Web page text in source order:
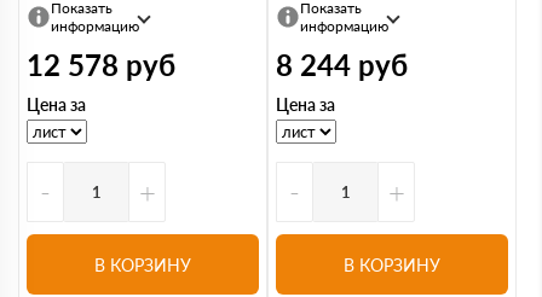
Показать
информацию
12 578 руб
Цена за
- +
В КОРЗИНУ
Показать
информацию
8 244 руб
Цена за
- +
В КОРЗИНУ